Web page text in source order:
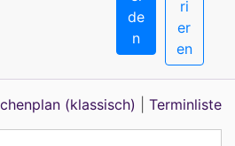
de
n
ri
er
en
(klassisch) Terminliste